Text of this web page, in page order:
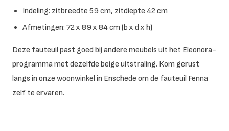
Indeling: zitbreedte 59 cm, zitdiepte 42 cm
Afmetingen: 72 x 89 x 84 cm (b x d x h)
Deze fauteuil past goed bij andere meubels uit het Eleonora-
programma met dezelfde beige uitstraling. Kom gerust
langs in onze woonwinkel in Enschede om de fauteuil Fenna
zelf te ervaren.